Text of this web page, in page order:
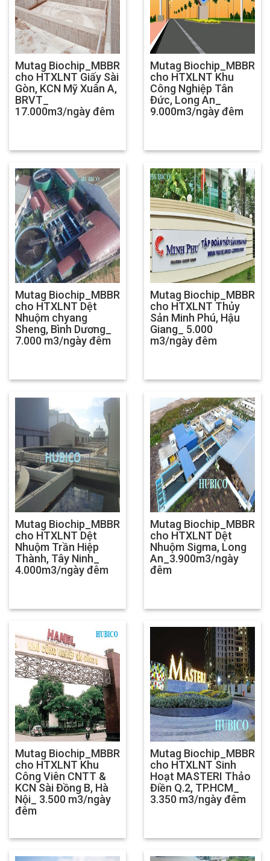
Mutag Biochip_MBBR
cho HTXLNT Giấy Sài
Gòn, KCN Mỹ Xuân A,
BRVT_
17.000m3/ngày đêm
Mutag Biochip_MBBR
cho HTXLNT Khu
Công Nghiệp Tân
Đức, Long An_
9.000m3/ngày đêm
Mutag Biochip_MBBR
cho HTXLNT Dệt
Nhuộm chyang
Sheng, Bình Dương_
7.000 m3/ngày đêm
Mutag Biochip_MBBR
cho HTXLNT Thủy
Sản Minh Phú, Hậu
Giang_ 5.000
m3/ngày đêm
Mutag Biochip_MBBR
cho HTXLNT Dệt
Nhuộm Trần Hiệp
Thành, Tây Ninh_
4.000m3/ngày đêm
Mutag Biochip_MBBR
cho HTXLNT Dệt
Nhuộm Sigma, Long
An_3.900m3/ngày
đêm
Mutag Biochip_MBBR
cho HTXLNT Khu
Công Viên CNTT &
KCN Sài Đồng B, Hà
Nội_ 3.500 m3/ngày
đêm
Mutag Biochip_MBBR
cho HTXLNT Sinh
Hoạt MASTERI Thảo
Điền Q.2, TP.HCM_
3.350 m3/ngày đêm